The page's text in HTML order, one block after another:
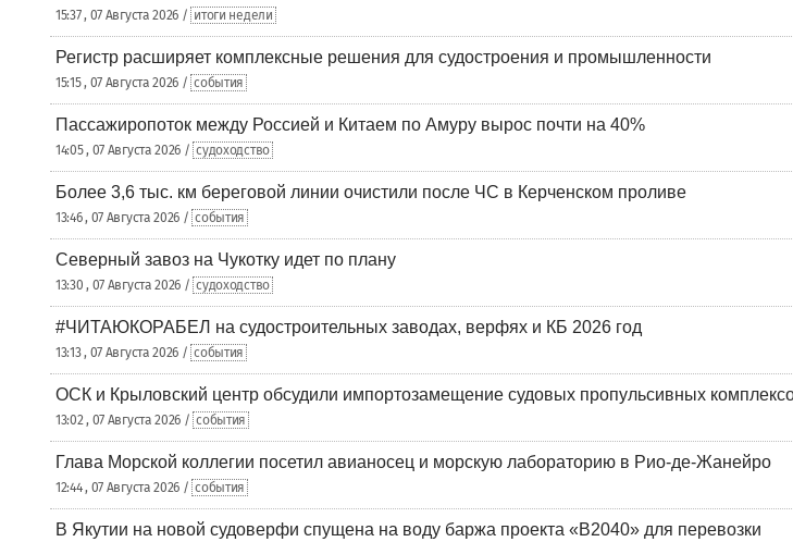
15:37 , 07 Августа 2026 / итоги недели
Регистр расширяет комплексные решения для судостроения и промышленности
15:15 , 07 Августа 2026 / события
Пассажиропоток между Россией и Китаем по Амуру вырос почти на 40%
14:05 , 07 Августа 2026 / судоходство
Более 3,6 тыс. км береговой линии очистили после ЧС в Керченском проливе
13:46 , 07 Августа 2026 / события
Северный завоз на Чукотку идет по плану
13:30 , 07 Августа 2026 / судоходство
#ЧИТАЮКОРАБЕЛ на судостроительных заводах, верфях и КБ 2026 год
13:13 , 07 Августа 2026 / события
ОСК и Крыловский центр обсудили импортозамещение судовых пропульсивных
13:02 , 07 Августа 2026 / события
Глава Морской коллегии посетил авианосец и морскую лабораторию в Рио-де-Жанейро
12:44 , 07 Августа 2026 / события
В Якутии на новой судоверфи спущена на воду баржа проекта «В2040» для перевозки